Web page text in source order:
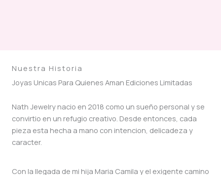
Nuestra Historia
Joyas Unicas Para Quienes Aman Ediciones Limitadas
Nath Jewelry nacio en 2018 como un sueño personal y se
convirtio en un refugio creativo. Desde entonces, cada
pieza esta hecha a mano con intencion, delicadeza y
caracter.
Con la llegada de mi hija Maria Camila y el exigente camino